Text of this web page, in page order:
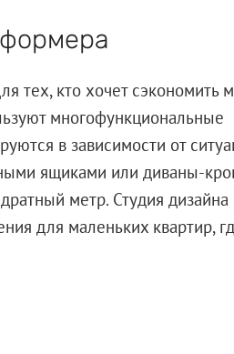
тех, кто хочет сэкономить
многофункциональные
в зависимости от
ящиками или диваны-
метр. Студия дизайна
для маленьких квартир,